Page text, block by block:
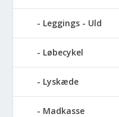
Leggings - Uld
Løbecykel
Lyskæde
Madkasse